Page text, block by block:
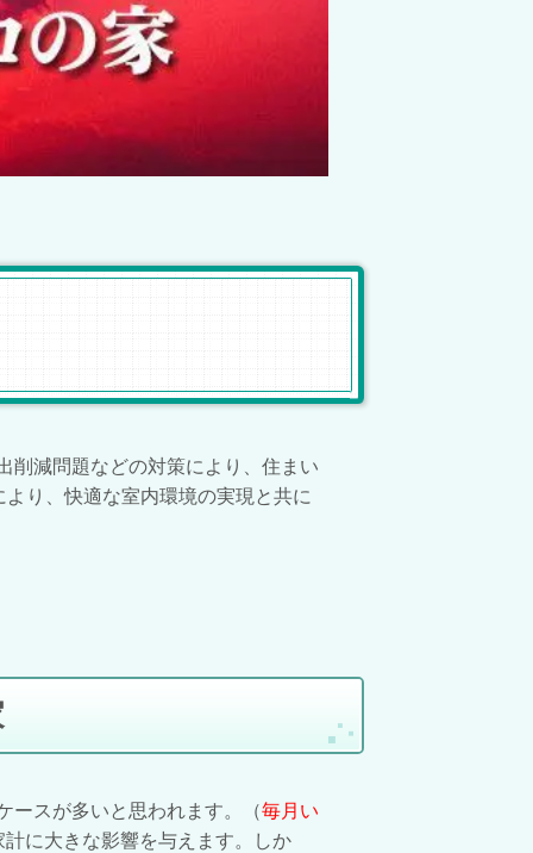
削減問題などの対策により、住まい
り、快適な室内環境の実現と共に
ースが多いと思われます。（毎月い
に大きな影響を与えます。しか